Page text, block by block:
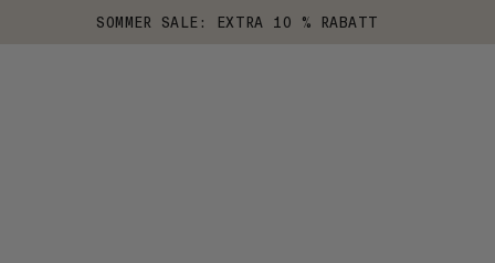
SOMMER SALE: EXTRA 10 % RABATT